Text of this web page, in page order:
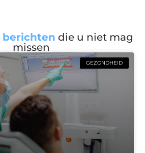
berichten die u niet mag
missen
GEZONDHEID